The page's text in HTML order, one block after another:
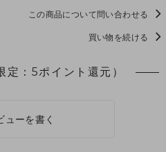
この商品について問い合わせる
買い物を続ける
定：5ポイント還元）
ューを書く